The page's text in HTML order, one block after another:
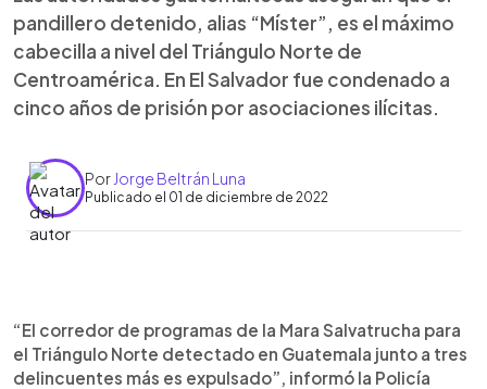
pandillero detenido, alias “Míster”, es el máximo
cabecilla a nivel del Triángulo Norte de
Centroamérica. En El Salvador fue condenado a
cinco años de prisión por asociaciones ilícitas.
Por Jorge Beltrán Luna
Publicado el 01 de diciembre de 2022
Escuchar artículo
“El corredor de programas de la Mara Salvatrucha para
el Triángulo Norte detectado en Guatemala junto a tres
delincuentes más es expulsado”, informó la Policía